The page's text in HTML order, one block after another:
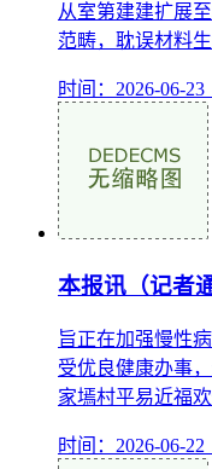
从室第建建扩展
范畴，耽误材料
时间：2026-06-23
本报讯（记者
旨正在加强慢性
受优良健康办事
家墕村平易近福
时间：2026-06-22